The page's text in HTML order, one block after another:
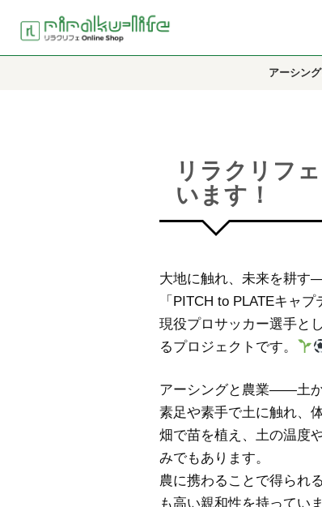
アーシン
リラクリフ
います！
大地に触れ、未来を耕
「PITCH to PLATEキャ
現役プロサッカー選手と
るプロジェクトです。
アーシングと農業——土か
素足や素手で土に触れ、
畑で苗を植え、土の温度
みでもあります。
農に携わることで得られ
も高い親和性を持っていま